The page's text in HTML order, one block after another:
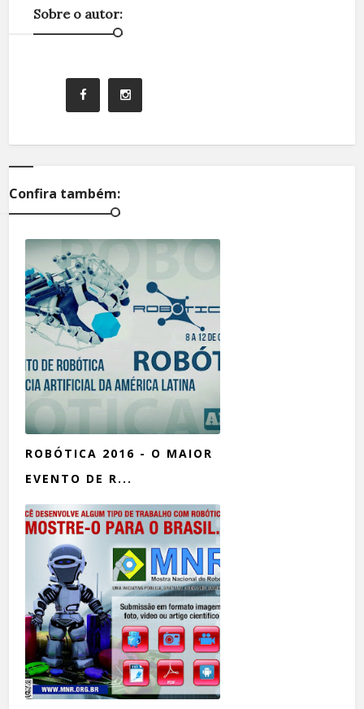
Sobre o autor:
Confira também:
ROBÓTICA 2016 - O MAIOR
EVENTO DE R...